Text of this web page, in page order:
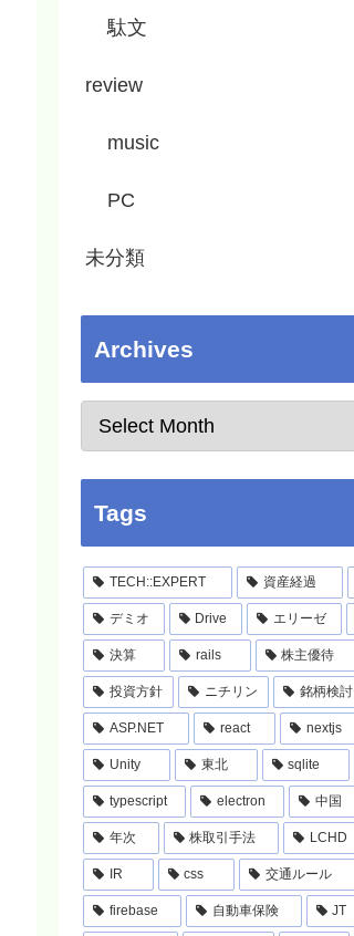
駄文
review
music
PC
未分類
Archives
Tags
TECH::EXPERT 資産経過
デミオ Drive エリーゼ
決算 rails 株主優待
投資方針 ニチリン 銘柄検討
ASP.NET react nextjs
Unity 東北 sqlite
typescript electron 中国
年次 株取引手法 LCHD
IR css 交通ルール
firebase 自動車保険 JT